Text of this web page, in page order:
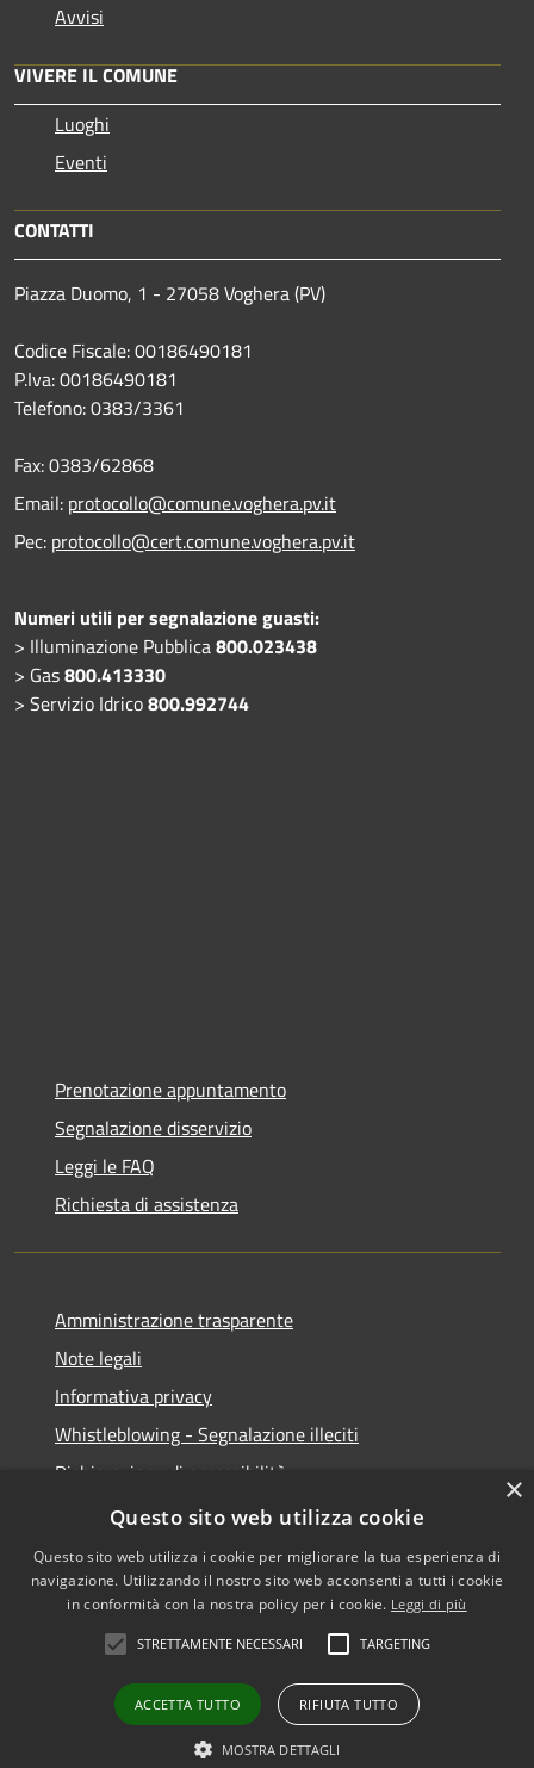
Avvisi
VIVERE IL COMUNE
Luoghi
Eventi
CONTATTI
Piazza Duomo, 1 - 27058 Voghera (PV)
Codice Fiscale: 00186490181
P.Iva: 00186490181
Telefono:0383/3361
Fax:0383/62868
Email: protocollo@comune.voghera.pv.it
Pec: protocollo@cert.comune.voghera.pv.it
Numeri utili per segnalazione guasti:
> Illuminazione Pubblica800.023438
> Gas800.413330
> Servizio Idrico800.992744
Prenotazione appuntamento
Segnalazione disservizio
Leggi le FAQ
Richiesta di assistenza
Amministrazione trasparente
Note legali
Informativa privacy
Whistleblowing - Segnalazione illeciti
Dichiarazione di accessibilità
Obiettivi di acessibilità
Accessibilità
Copyright © 2026 • Comune di
Voghera • Powered by
Municipium•
redazione
×
Questo sito web utilizza cookie
Questo sito web utilizza i cookie per migliorare la tua esperienza di
navigazione. Utilizzando il nostro sito web acconsenti a tutti i cookie
in conformità con la nostra policy per i cookie. Leggi di più
STRETTAMENTE NECESSARI TARGETING
ACCETTA TUTTO RIFIUTA TUTTO
MOSTRA DETTAGLI